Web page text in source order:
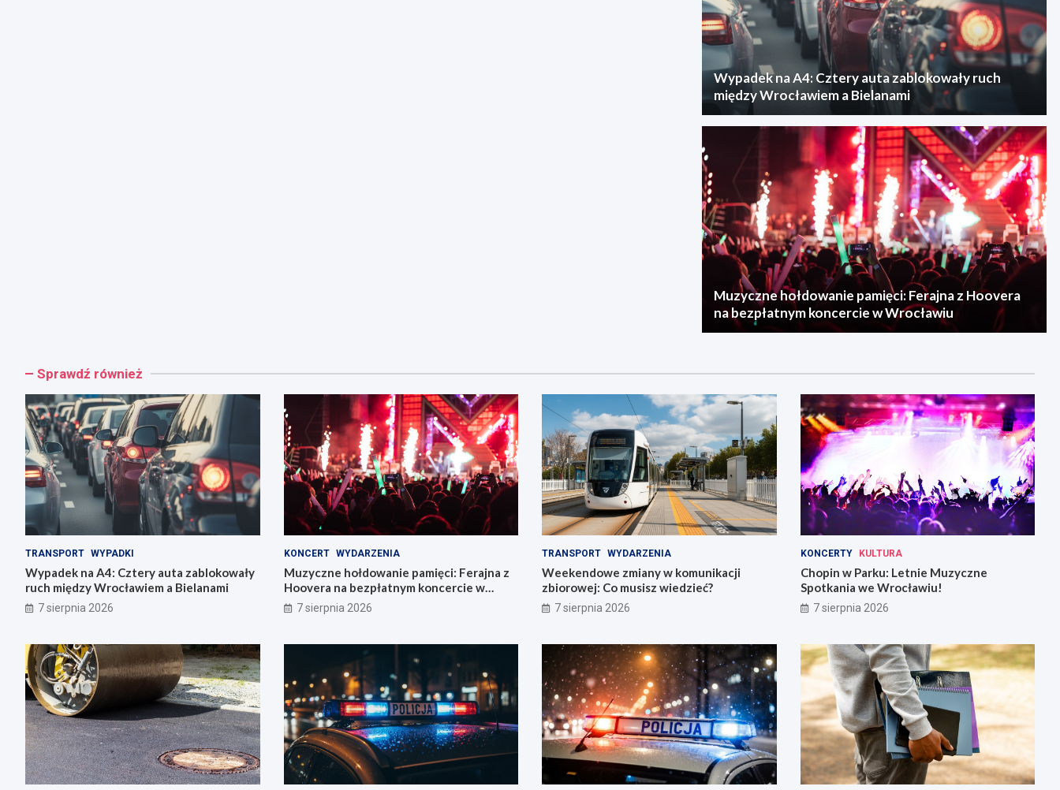
Wypadek na A4: Cztery auta zablokowały ruch
między Wrocławiem a Bielanami
Muzyczne hołdowanie pamięci: Ferajna z Hoovera
na bezpłatnym koncercie w Wrocławiu
Sprawdź również
TRANSPORT WYPADKI
Wypadek na A4: Cztery auta zablokowały
ruch między Wrocławiem a Bielanami
7 sierpnia 2026
KONCERT WYDARZENIA
Muzyczne hołdowanie pamięci: Ferajna z
Hoovera na bezpłatnym koncercie w
Wrocławiu
7 sierpnia 2026
TRANSPORT WYDARZENIA
Weekendowe zmiany w komunikacji
zbiorowej: Co musisz wiedzieć?
7 sierpnia 2026
KONCERTY KULTURA
Chopin w Parku: Letnie Muzyczne
Spotkania we Wrocławiu!
7 sierpnia 2026